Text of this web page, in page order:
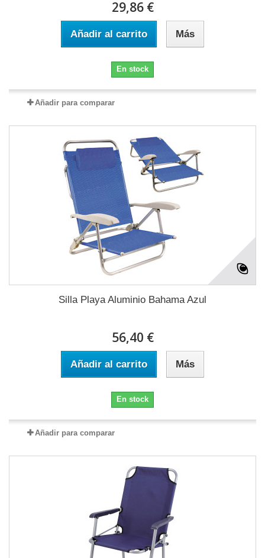
29,86 €
Añadir al carrito Más
En stock
Añadir para comparar
Silla Playa Aluminio Bahama Azul
56,40 €
Añadir al carrito Más
En stock
Añadir para comparar